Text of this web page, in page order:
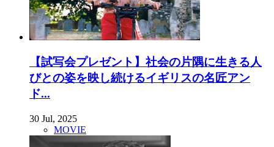
【試写会プレゼント】社会の片隅に生きる人
びとの姿を映し続けるイギリスの名匠アン
ド...
30 Jul, 2025
MOVIE